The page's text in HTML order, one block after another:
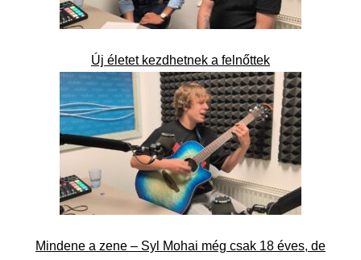
Új életet kezdhetnek a felnőttek
Mindene a zene – Syl Mohai még csak 18 éves, de